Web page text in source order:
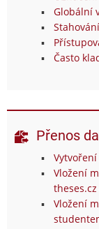
Globální
Často
Přenos
Vložení
Vložení